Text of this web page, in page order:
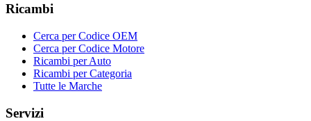
Ricambi
Cerca per Codice OEM
Cerca per Codice Motore
Ricambi per Auto
Ricambi per Categoria
Tutte le Marche
Servizi